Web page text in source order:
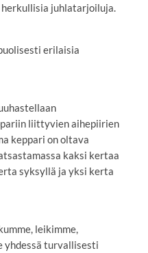
juhlatarjoiluja.
erilaisia
liittyvien aihepiirien
keppari on oltava
kaksi kertaa
syksyllä ja yksi kerta
leikimme,
yhdessä turvallisesti